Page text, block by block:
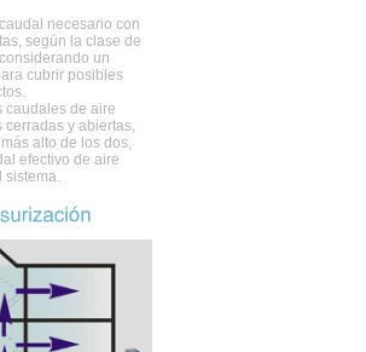
necesario con
según la clase de
un
cubrir posibles
caudales de aire
y abiertas,
alto de los dos,
efectivo de aire